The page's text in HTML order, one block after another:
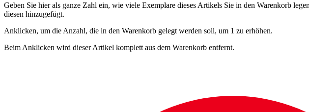
Geben Sie hier als ganze Zahl ein, wie viele Exemplare dieses Artikels Sie in den Warenkorb
diesen hinzugefügt.
Anklicken, um die Anzahl, die in den Warenkorb gelegt werden soll, um 1 zu erhöhen.
Beim Anklicken wird dieser Artikel komplett aus dem Warenkorb entfernt.